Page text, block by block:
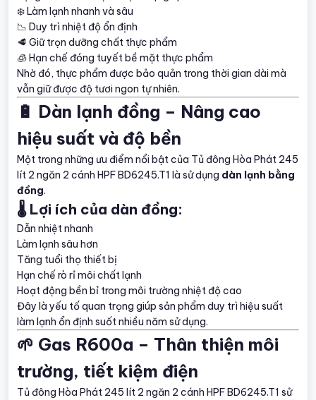
❄️ Làm lạnh nhanh và sâu
📉 Duy trì nhiệt độ ổn định
🥩 Giữ trọn dưỡng chất thực phẩm
🧊 Hạn chế đóng tuyết bề mặt thực phẩm
Nhờ đó, thực phẩm được bảo quản trong thời gian dài mà
vẫn giữ được độ tươi ngon tự nhiên.
🔋 Dàn lạnh đồng – Nâng cao
hiệu suất và độ bền
Một trong những ưu điểm nổi bật của Tủ đông Hòa Phát 245
lít 2 ngăn 2 cánh HPF BD6245.T1 là sử dụng dàn lạnh bằng
đồng.
🌡 Lợi ích của dàn đồng:
Dẫn nhiệt nhanh
Làm lạnh sâu hơn
Tăng tuổi thọ thiết bị
Hạn chế rò rỉ môi chất lạnh
Hoạt động bền bỉ trong môi trường nhiệt độ cao
Đây là yếu tố quan trọng giúp sản phẩm duy trì hiệu suất
làm lạnh ổn định suốt nhiều năm sử dụng.
🌱 Gas R600a – Thân thiện môi
trường, tiết kiệm điện
Tủ đông Hòa Phát 245 lít 2 ngăn 2 cánh HPF BD6245.T1 sử